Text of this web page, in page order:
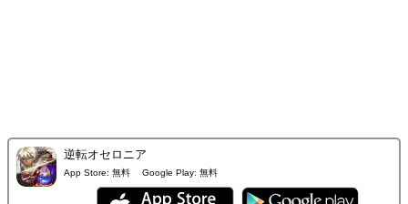
逆転オセロニア
App Store: 無料 Google Play: 無料